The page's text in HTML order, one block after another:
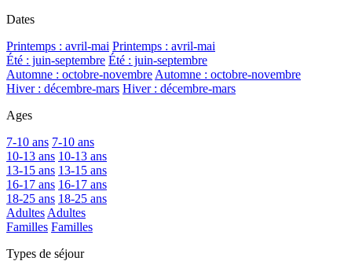
Dates
Printemps : avril-mai Printemps : avril-mai
Été : juin-septembre Été : juin-septembre
Automne : octobre-novembre Automne : octobre-novembre
Hiver : décembre-mars Hiver : décembre-mars
Ages
7-10 ans 7-10 ans
10-13 ans 10-13 ans
13-15 ans 13-15 ans
16-17 ans 16-17 ans
18-25 ans 18-25 ans
Adultes Adultes
Familles Familles
Types de séjour